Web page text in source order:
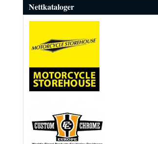
Nettkataloger